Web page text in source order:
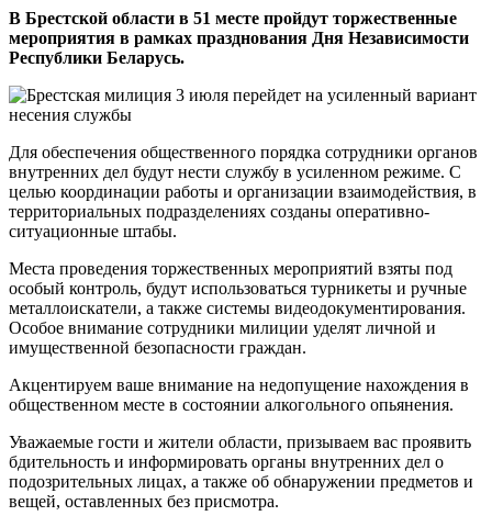
В Брестской области в 51 месте пройдут торжественные
мероприятия в рамках празднования Дня Независимости
Республики Беларусь.
Для обеспечения общественного порядка сотрудники органов
внутренних дел будут нести службу в усиленном режиме. С
целью координации работы и организации взаимодействия, в
территориальных подразделениях созданы оперативно-
ситуационные штабы.
Места проведения торжественных мероприятий взяты под
особый контроль, будут использоваться турникеты и ручные
металлоискатели, а также системы видеодокументирования.
Особое внимание сотрудники милиции уделят личной и
имущественной безопасности граждан.
Акцентируем ваше внимание на недопущение нахождения в
общественном месте в состоянии алкогольного опьянения.
Уважаемые гости и жители области, призываем вас проявить
бдительность и информировать органы внутренних дел о
подозрительных лицах, а также об обнаружении предметов и
вещей, оставленных без присмотра.